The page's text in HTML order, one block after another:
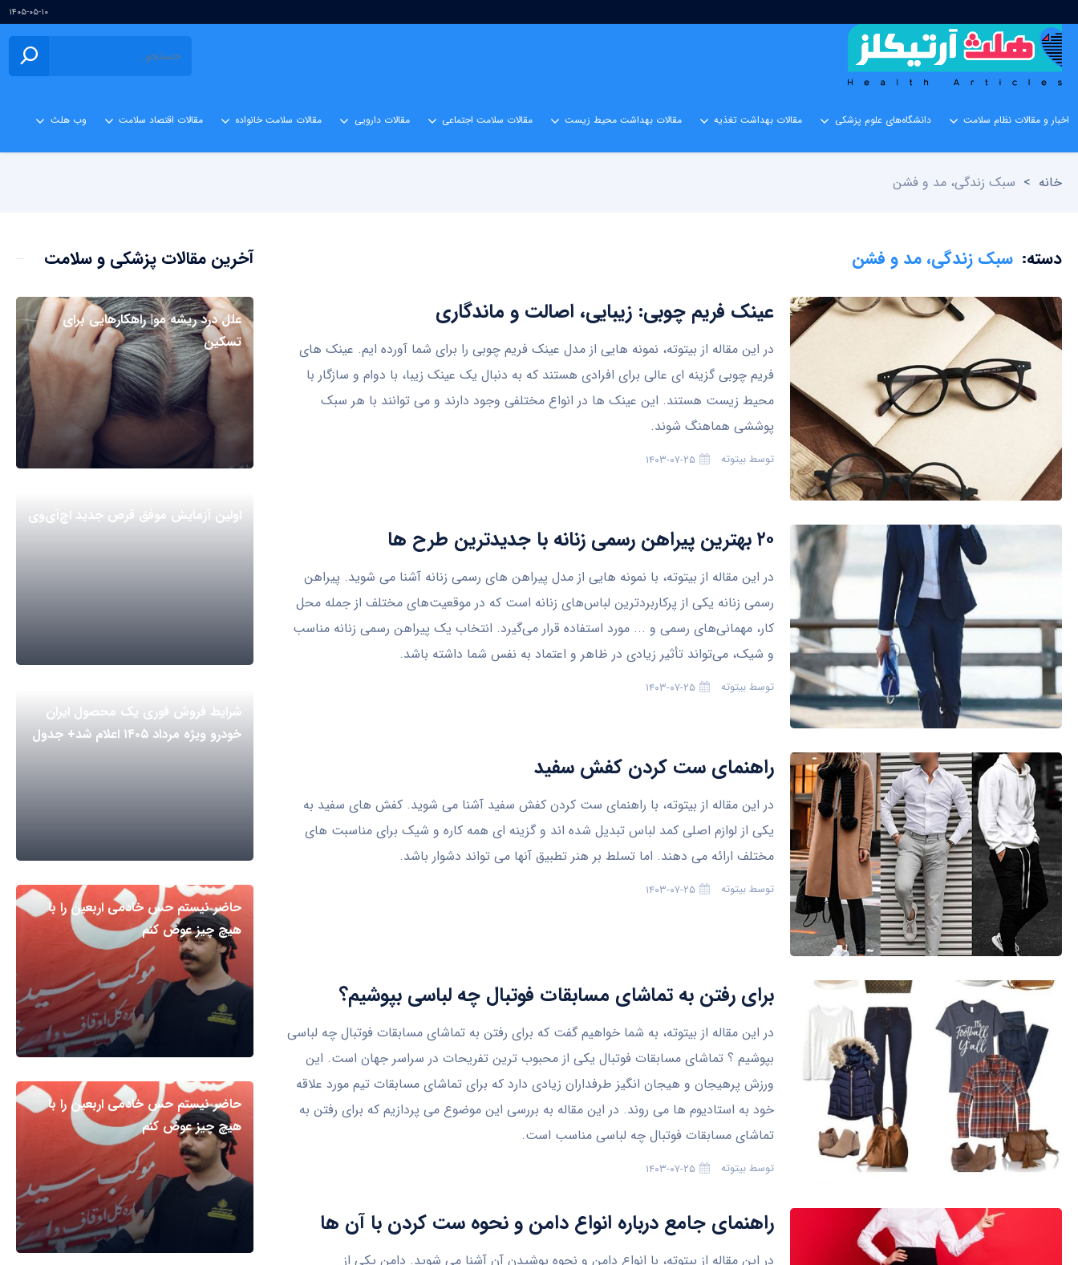
۱۴۰۵-۰۵-۱۰
اخبار و مقالات نظام سلامت دانشگاه‌های علوم پزشکی مقالات بهداشت تغذیه مقالات بهداشت محیط زیست مقالات سلامت اجتماعی مقالات دارویی مقالات سلامت خانواده مقالات اقتصاد سلامت وب هلث
خانه > سبک زندگی، مد و فشن
دسته: سبک زندگی، مد و فشن
عینک فریم چوبی: زیبایی، اصالت و ماندگاری
در این مقاله از بیتوته، نمونه هایی از مدل عینک فریم چوبی را برای شما آورده ایم. عینک های
فریم چوبی گزینه ای عالی برای افرادی هستند که به دنبال یک عینک زیبا، با دوام و سازگار با
محیط زیست هستند. این عینک ها در انواع مختلفی وجود دارند و می توانند با هر سبک
پوششی هماهنگ شوند.
توسطبیتوته ۱۴۰۳-۰۷-۲۵
۲۰ بهترین پیراهن رسمی زنانه با جدیدترین طرح ها
در این مقاله از بیتوته، با نمونه هایی از مدل پیراهن های رسمی زنانه آشنا می شوید. پیراهن
رسمی زنانه یکی از پرکاربردترین لباس‌های زنانه است که در موقعیت‌های مختلف از جمله محل
کار، مهمانی‌های رسمی و ... مورد استفاده قرار می‌گیرد. انتخاب یک پیراهن رسمی زنانه مناسب
و شیک، می‌تواند تأثیر زیادی در ظاهر و اعتماد به نفس شما داشته باشد.
توسطبیتوته ۱۴۰۳-۰۷-۲۵
راهنمای ست کردن کفش سفید
در این مقاله از بیتوته، با راهنمای ست کردن کفش سفید آشنا می شوید. کفش های سفید به
یکی از لوازم اصلی کمد لباس تبدیل شده اند و گزینه ای همه کاره و شیک برای مناسبت های
مختلف ارائه می دهند. اما تسلط بر هنر تطبیق آنها می تواند دشوار باشد.
توسطبیتوته ۱۴۰۳-۰۷-۲۵
برای رفتن به تماشای مسابقات فوتبال چه لباسی بپوشیم؟
در این مقاله از بیتوته، به شما خواهیم گفت که برای رفتن به تماشای مسابقات فوتبال چه لباسی
بپوشیم ؟ تماشای مسابقات فوتبال یکی از محبوب ترین تفریحات در سراسر جهان است. این
ورزش پرهیجان و هیجان انگیز طرفداران زیادی دارد که برای تماشای مسابقات تیم مورد علاقه
خود به استادیوم ها می روند. در این مقاله به بررسی این موضوع می پردازیم که برای رفتن به
تماشای مسابقات فوتبال چه لباسی مناسب است.
توسطبیتوته ۱۴۰۳-۰۷-۲۵
راهنمای جامع درباره انواع دامن و نحوه ست کردن با آن ها
در این مقاله از بیتوته، با انواع دامن و نحوه پوشیدن آن آشنا می شوید. دامن یکی از
آخرین مقالات پزشکی و سلامت
علل درد ریشه مو| راهکارهایی برای
تسکین
اولین آزمایش موفق قرص جدید اچ‌آی‌وی
شرایط فروش فوری یک محصول ایران
خودرو ویژه مرداد ۱۴۰۵ اعلام شد+ جدول
حاضر نیستم حس خادمی اربعین را با
هیچ چیز عوض کنم
حاضر نیستم حس خادمی اربعین را با
هیچ چیز عوض کنم